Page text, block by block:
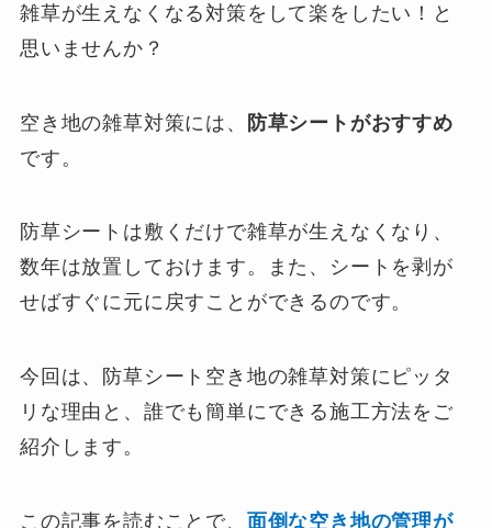
雑草が生えなくなる対策をして楽をしたい！と
思いませんか？
空き地の雑草対策には、
防草シートがおすすめ
です。
防草シートは敷くだけで雑草が生えなくなり、
数年は放置しておけます。また、シートを剥が
せばすぐに元に戻すことができるのです。
今回は、防草シート空き地の雑草対策にピッタ
リな理由と、誰でも簡単にできる施工方法をご
紹介します。
この記事を読むことで、 面倒な空き地の管理が